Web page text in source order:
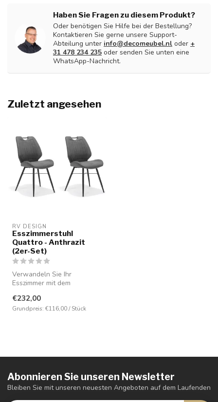
Haben Sie Fragen zu diesem Produkt?
Oder benötigen Sie Hilfe bei der Bestellung?
Kontaktieren Sie gerne unsere Support-
Abteilung unter info@decomeubel.nl oder +
31 478 234 235 oder senden Sie unten eine
WhatsApp-Nachricht.
Zuletzt angesehen
RV DESIGN
Esszimmerstuhl
Quattro - Anthrazit
(2er-Set)
Verwandeln Sie Ihr
Esszimmer mit dem
Esszimmerstuhl, entwo...
€232,00
Grundpreis: €116,00 / Stück
Abonnieren Sie unseren Newsletter
Bleiben Sie mit unseren neuesten Angeboten auf dem Laufenden